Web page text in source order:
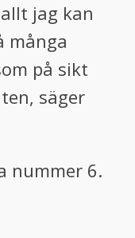
jag kan
många
på sikt
säger
nummer 6.